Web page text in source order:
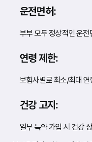
운전면허:
부부 모두 정상적인 운
연령 제한:
보험사별로 최소/최대
건강 고지:
일부 특약 가입 시 건강